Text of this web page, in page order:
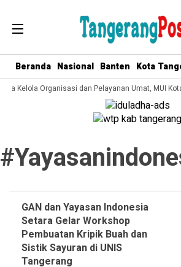
Beranda Nasional Banten Kota
Kelola Organisasi dan Pelayanan Umat, MUI
GAN dan Yayasan Indonesia
Setara Gelar Workshop
Pembuatan Kripik Buah dan
Sistik Sayuran di UNIS
Tangerang